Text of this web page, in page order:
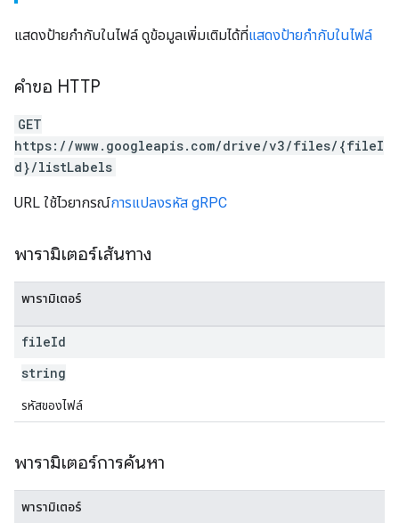
แสดงป้ายกำกับในไฟล์ ดูข้อมูลเพิ่มเติมได้ที่แสดงป้ายกำกับในไฟล์
คำขอ HTTP
GET
https://www.googleapis.com/drive/v3/files/{fileI
d}/listLabels
URL ใช้ไวยากรณ์การแปลงรหัส gRPC
พารามิเตอร์เส้นทาง
พารามิเตอร์
fileId
string
รหัสของไฟล์
พารามิเตอร์การค้นหา
พารามิเตอร์